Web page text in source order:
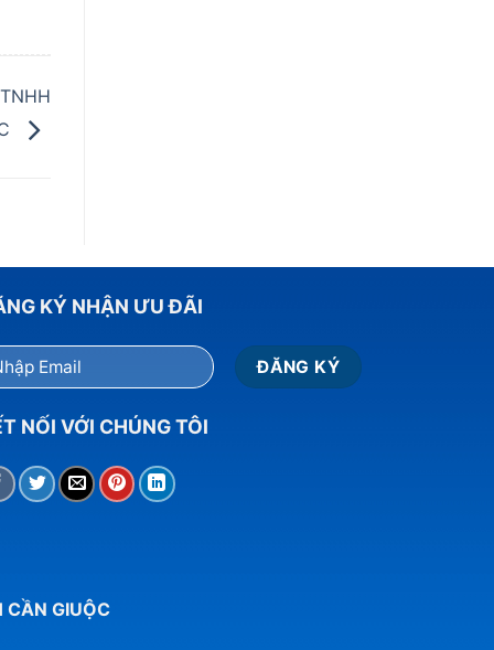
KÝ NHẬN ƯU ĐÃI
NỐI VỚI CHÚNG TÔI
GIUỘC